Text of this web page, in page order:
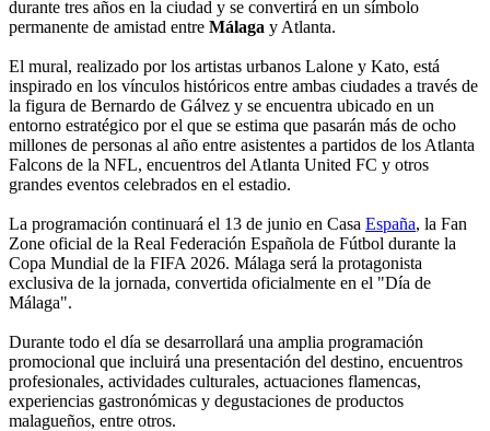
durante tres años en la ciudad y se convertirá en un símbolo
permanente de amistad entre Málaga y Atlanta.
El mural, realizado por los artistas urbanos Lalone y Kato, está
inspirado en los vínculos históricos entre ambas ciudades a través de
la figura de Bernardo de Gálvez y se encuentra ubicado en un
entorno estratégico por el que se estima que pasarán más de ocho
millones de personas al año entre asistentes a partidos de los Atlanta
Falcons de la NFL, encuentros del Atlanta United FC y otros
grandes eventos celebrados en el estadio.
La programación continuará el 13 de junio en Casa España, la Fan
Zone oficial de la Real Federación Española de Fútbol durante la
Copa Mundial de la FIFA 2026. Málaga será la protagonista
exclusiva de la jornada, convertida oficialmente en el "Día de
Málaga".
Durante todo el día se desarrollará una amplia programación
promocional que incluirá una presentación del destino, encuentros
profesionales, actividades culturales, actuaciones flamencas,
experiencias gastronómicas y degustaciones de productos
malagueños, entre otros.